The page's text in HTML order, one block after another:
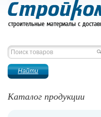
Каталог продукции